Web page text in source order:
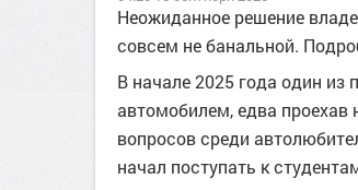
Неожиданное решение
совсем не банальной.
В начале 2025 года один из
автомобилем, едва проехав
вопросов среди
начал поступать к